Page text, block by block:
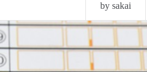
by sakai